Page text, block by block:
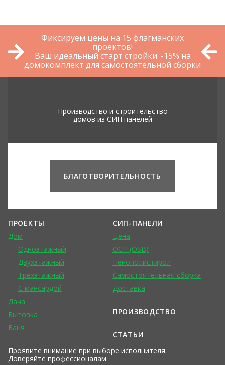
Фиксируем цены на 15 флагманских
проектов!
Ваш идеальный старт стройки: -15% на
домокомплект для самостоятельной сборки
Производство и строительство
домов из СИП панелей
БЛАГОТВОРИТЕЛЬНОСТЬ
ПРОЕКТЫ
Дом
Одноэтажный
Двухэтажный
Трехэтажный
С мансардой
Дача
Бытовка
Баня
Проявите внимание при выборе исполнителя.
Доверяйте профессионалам.
СИП-ПАНЕЛИ
Цена
ОСП (OSB)
Пенополистирол
Самостоятельная сборка
Доставка
ПРОИЗВОДСТВО
СТАТЬИ